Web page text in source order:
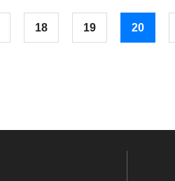
18 19 20